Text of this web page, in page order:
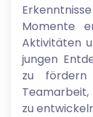
Momente
Aktivitäten
jungen
zu
Teamarbeit,
zu